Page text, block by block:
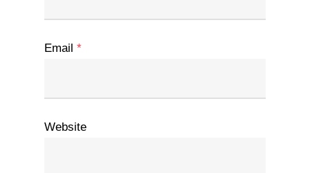
Email *
Website